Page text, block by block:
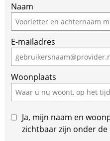
Naam
E-mailadres
Woonplaats
Ja, mijn naam en
zichtbaar zijn onder de